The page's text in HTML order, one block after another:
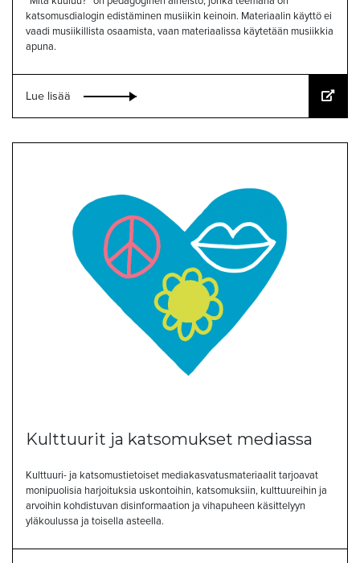
katsomusdialogin edistäminen musiikin keinoin. Materiaalin käyttö ei
vaadi musiikillista osaamista, vaan materiaalissa käytetään musiikkia
apuna.
Lue lisää
Kulttuurit ja katsomukset mediassa
Kulttuuri- ja katsomustietoiset mediakasvatusmateriaalit tarjoavat
monipuolisia harjoituksia uskontoihin, katsomuksiin, kulttuureihin ja
arvoihin kohdistuvan disinformaation ja vihapuheen käsittelyyn
yläkoulussa ja toisella asteella.